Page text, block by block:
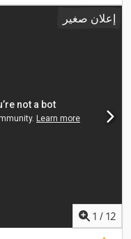
إعلان صغير
1 / 12